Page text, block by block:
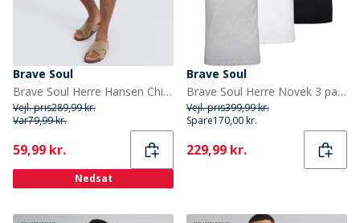
Brave Soul
Brave Soul Herre Hansen Chino Shorts Salvie
Vejl. pris289,99 kr.
Var79,99 kr.
Current
59,99 kr.
Nedsat
Brave Soul
Brave Soul Herre Novek 3 pak polo shirts Sort/Hvid/Grå
Vejl. pris399,99 kr.
Spare170,00 kr.
Current
229,99 kr.